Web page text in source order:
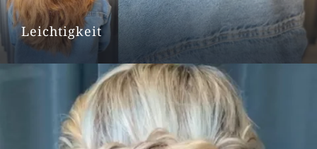
Leichtigkeit